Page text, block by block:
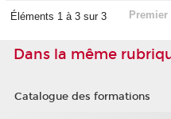
Éléments 1 à 3 sur 3 Premier
Dans la même
Catalogue des formations